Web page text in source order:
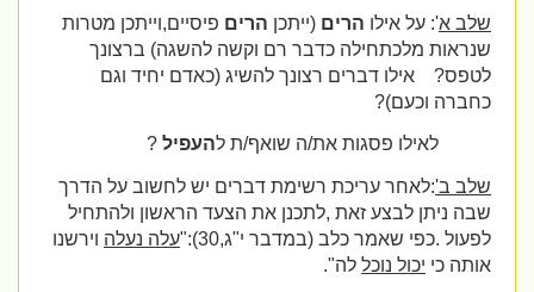
שלב א': על אילוהרים(ייתכןהריםפיסיים,וייתכן מטרות
שנראות מלכתחילה כדבר רם וקשה להשגה) ברצונך
לטפס?
אילו דברים רצונך להשיג (כאדם יחיד וגם
כחברה וכעם)?
לאילו פסגות את/ה שואף/ת להעפיל?
שלב ב' :לאחר עריכת רשימת דברים יש לחשוב על הדרך
שבה ניתן לבצע זאת ,לתכנן את הצעד הראשון ולהתחיל
לפעול .כפי שאמר כלב (במדבר י"ג,30):"
עלה נעלהוירשנו
אותה כייכול נוכללה".